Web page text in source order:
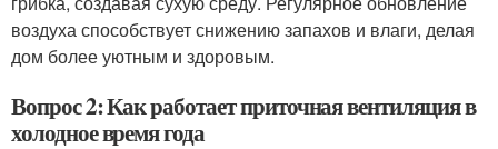
воздуха способствует снижению запахов и влаги, делая
дом более уютным и здоровым.
Вопрос 2: Как работает приточная вентиляция в
холодное время года